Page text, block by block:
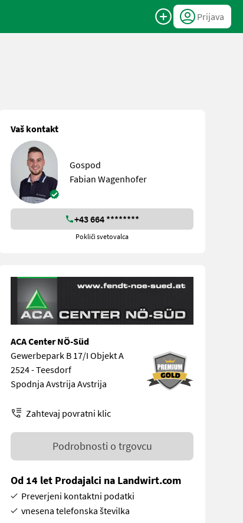
Prijava
Vaš kontakt
Gospod
Fabian Wagenhofer
+43 664 ********
Pokliči svetovalca
ACA Center NÖ-Süd
Gewerbepark B 17/I Objekt A
2524 - Teesdorf
Spodnja Avstrija Avstrija
Zahtevaj povratni klic
Podrobnosti o trgovcu
Od 14 let Prodajalci na Landwirt.com
Preverjeni kontaktni podatki
vnesena telefonska številka